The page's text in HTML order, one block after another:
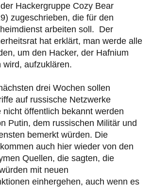
Hackergruppe Cozy Bear
zugeschrieben, die für den
arbeiten soll. Der
hat erklärt, man werde alle
um den Hacker, der Hafnium
wird, aufzuklären.
drei Wochen sollen
auf russische Netzwerke
nicht öffentlich bekannt werden
Putin, dem russischen Militär und
bemerkt würden. Die
auch hier wieder von den
Quellen, die sagten, die
mit neuen
einhergehen, auch wenn es